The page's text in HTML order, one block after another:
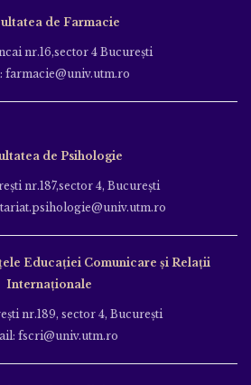
de Farmacie
nr.16,sector 4 Bucureşti
farmacie@univ.utm.ro
de Psihologie
nr.187,sector 4, Bucureşti
Educației Comunicare și Relații
Internaționale
nr.189, sector 4, Bucureşti
fscri@univ.utm.ro